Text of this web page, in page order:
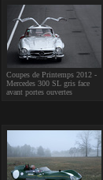
Coupes de Printemps 2012 -
Mercedes 300 SL gris face
avant portes ouvertes